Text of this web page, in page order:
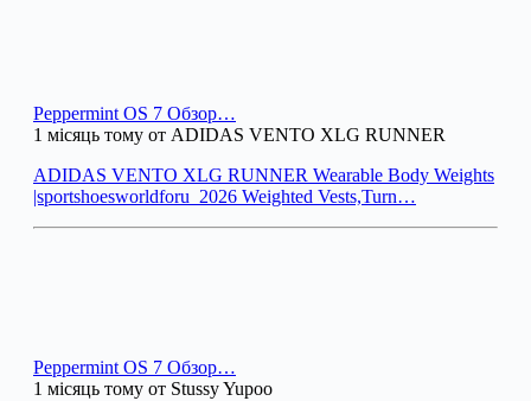
Peppermint OS 7 Обзор…
1 місяць тому от ADIDAS VENTO XLG RUNNER
ADIDAS VENTO XLG RUNNER Wearable Body Weights
|sportshoesworldforu_2026 Weighted Vests,Turn…
Peppermint OS 7 Обзор…
1 місяць тому от Stussy Yupoo